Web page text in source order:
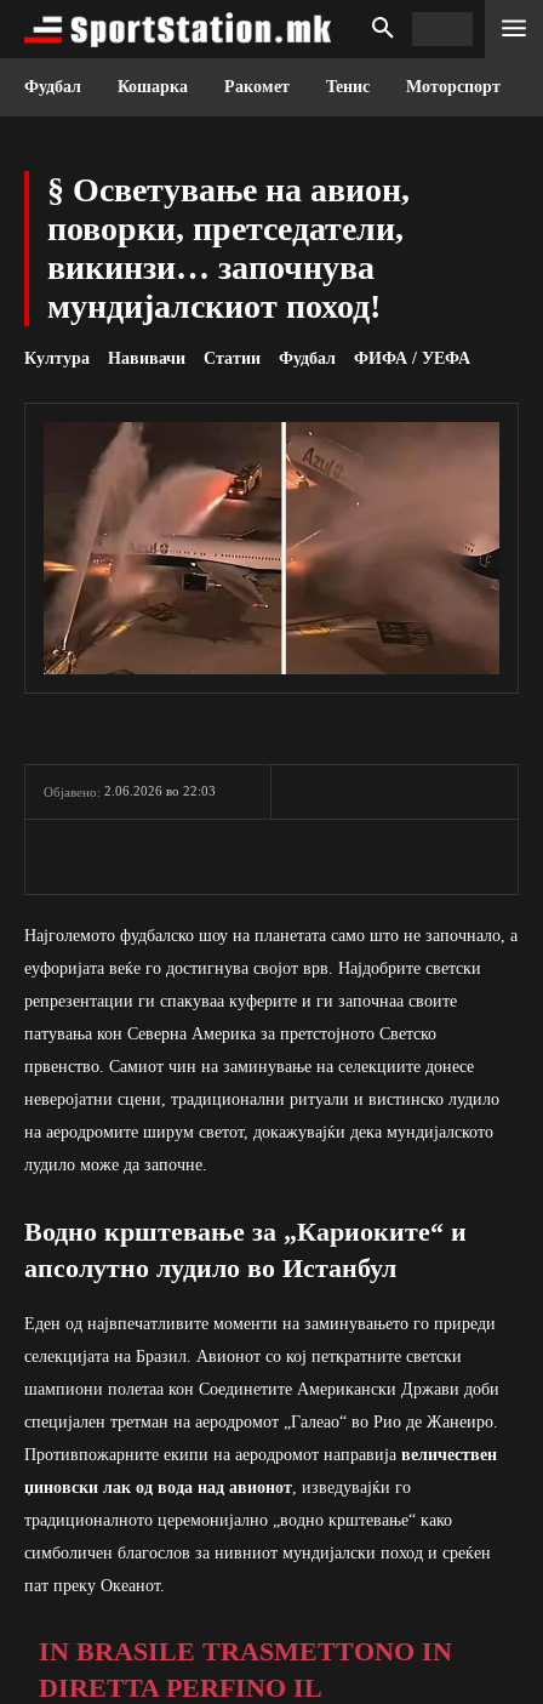
Фудбал Кошарка Ракомет Тенис Моторспорт
§ Осветување на авион,
поворки, претседатели,
викинзи… започнува
мундијалскиот поход!
Култура Навивачи Статии Фудбал ФИФА / УЕФА
Објавено: 2.06.2026 во 22:03
Најголемото фудбалско шоу на планетата само што не започнало, а
еуфоријата веќе го достигнува својот врв. Најдобрите светски
репрезентации ги спакуваа куферите и ги започнаа своите
патувања кон Северна Америка за претстојното Светско
првенство. Самиот чин на заминување на селекциите донесе
неверојатни сцени, традиционални ритуали и вистинско лудило
на аеродромите ширум светот, докажувајќи дека мундијалското
лудило може да започне.
Водно крштевање за „Кариоките“ и
апсолутно лудило во Истанбул
Еден од највпечатливите моменти на заминувањето го приреди
селекцијата на Бразил. Авионот со кој петкратните светски
шампиони полетаа кон Соединетите Американски Држави доби
специјален третман на аеродромот „Галеао“ во Рио де Жанеиро.
Противпожарните екипи на аеродромот направија величествен
џиновски лак од вода над авионот , изведувајќи го
традиционалното церемонијално „водно крштевање“ како
симболичен благослов за нивниот мундијалски поход и среќен
пат преку Океанот.
IN BRASILE TRASMETTONO IN
DIRETTA PERFINO IL